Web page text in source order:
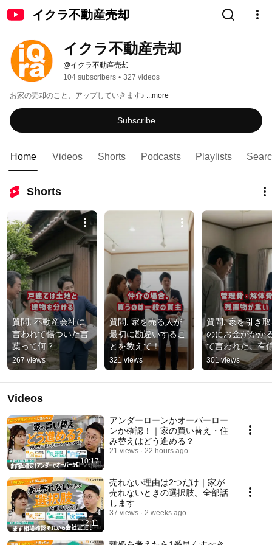
イクラ不動産売却
イクラ不動産売却
@イクラ不動産売却
104 subscribers • 327 videos
お家の売却のこと、アップしていきます♪ ...more
Subscribe
Home Videos Shorts Podcasts Playlists
Shorts
質問: 不動産会社に
言われて傷ついた言
葉って何？
267 views
質問: 家を売る人が
最初に勘違いするこ
とを教えて！
321 views
質問: 家を引き
のにお金がかか
て言われた。有
取について教え
301 views
Videos
10:17
アンダーローンかオーバーロー
ンか確認！｜家の買い替え・住
み替えはどう進める？
21 views 22 hours ago
12:11
売れない理由は2つだけ｜家が
売れないときの選択肢、全部話
します
37 views 2 weeks ago